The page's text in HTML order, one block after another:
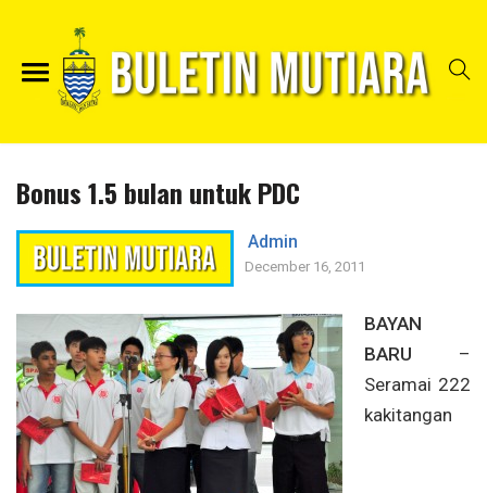
Bonus 1.5 bulan untuk PDC
Admin
December 16, 2011
BAYAN
BARU –
Seramai 222
kakitangan